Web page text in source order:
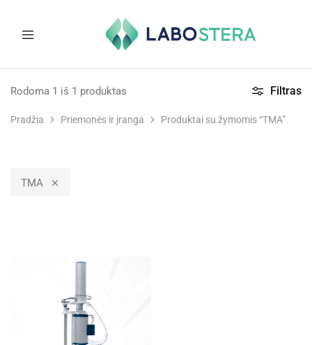
ir
medicininė
Pradžia Priemonės ir įranga Produktai su žymomis “TMA”
Filtras
Rodoma 1 iš 1 produktas
TMA